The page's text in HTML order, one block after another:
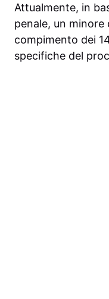
Attualmente, in
penale, un minore
compimento dei
specifiche del